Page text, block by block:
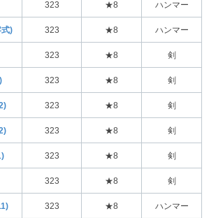
323 ★8 ハンマー
) 323 ★8 ハンマー
323 ★8 剣
323 ★8 剣
323 ★8 剣
323 ★8 剣
323 ★8 剣
323 ★8 剣
323 ★8 ハンマー